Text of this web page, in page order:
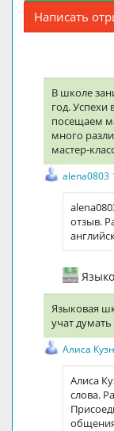
Написать
В школе
год. Успехи
посещаем
много
мастер-
alena0803
отзыв.
Языковая
учат
Алиса
Алиса
слова.